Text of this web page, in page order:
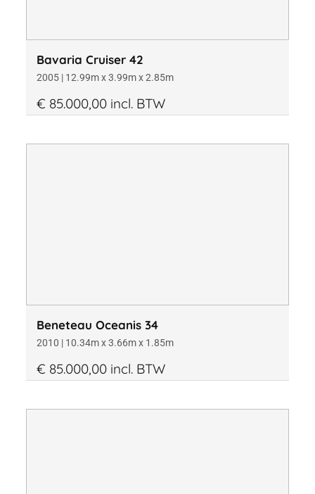
Bavaria Cruiser 42
2005 | 12.99m x 3.99m x 2.85m
€ 85.000,00 incl. BTW
Beneteau Oceanis 34
2010 | 10.34m x 3.66m x 1.85m
€ 85.000,00 incl. BTW